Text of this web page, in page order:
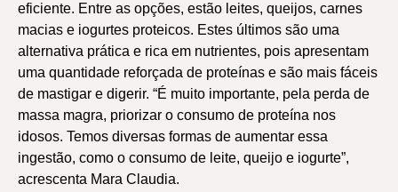
eficiente. Entre as opções, estão leites, queijos, carnes
macias e iogurtes proteicos. Estes últimos são uma
alternativa prática e rica em nutrientes, pois apresentam
uma quantidade reforçada de proteínas e são mais fáceis
de mastigar e digerir. “É muito importante, pela perda de
massa magra, priorizar o consumo de proteína nos
idosos. Temos diversas formas de aumentar essa
ingestão, como o consumo de leite, queijo e iogurte”,
acrescenta Mara Claudia.